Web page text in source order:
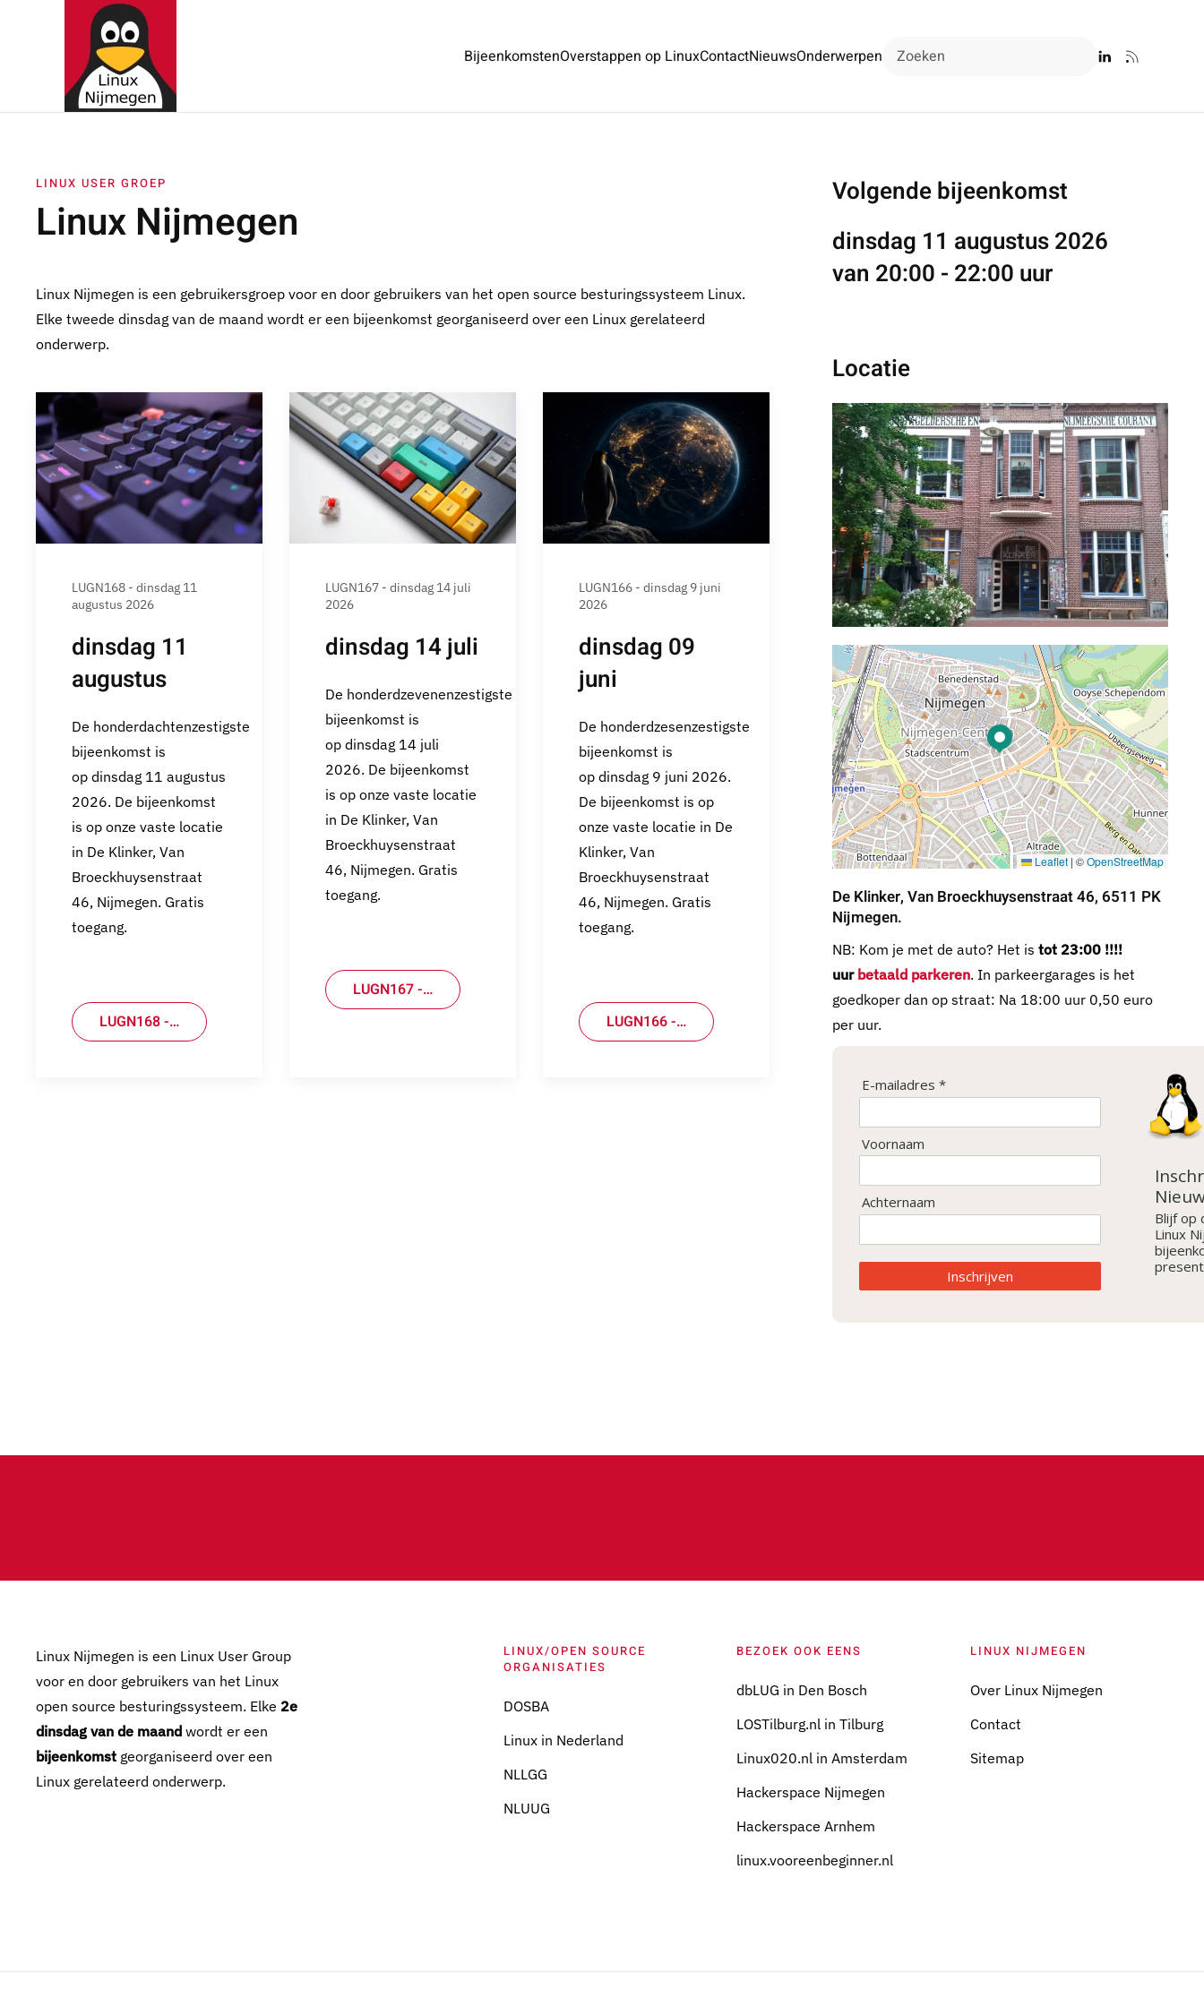
Terug naar hoofdinhoud BijeenkomstenOverstappen op LinuxContactNieuwsOnderwerpen
LINUX USER GROEP
Linux Nijmegen
Linux Nijmegen is een gebruikersgroep voor en door gebruikers van het open source besturingssysteem Linux.
Elke tweede dinsdag van de maand wordt er een bijeenkomst georganiseerd over een Linux gerelateerd
onderwerp.
LUGN168 - dinsdag 11
augustus 2026
dinsdag 11
augustus
De honderdachtenzestigste
bijeenkomst is
op dinsdag 11 augustus
2026. De bijeenkomst
is op onze vaste locatie
in De Klinker, Van
Broeckhuysenstraat
46, Nijmegen. Gratis
toegang.
LUGN168 -…
LUGN167 - dinsdag 14 juli
2026
dinsdag 14 juli
De honderdzevenenzestigste
bijeenkomst is
op dinsdag 14 juli
2026. De bijeenkomst
is op onze vaste locatie
in De Klinker, Van
Broeckhuysenstraat
46, Nijmegen. Gratis
toegang.
LUGN167 -…
LUGN166 - dinsdag 9 juni
2026
dinsdag 09
juni
De honderdzesenzestigste
bijeenkomst is
op dinsdag 9 juni 2026.
De bijeenkomst is op
onze vaste locatie in De
Klinker, Van
Broeckhuysenstraat
46, Nijmegen. Gratis
toegang.
LUGN166 -…
Volgende bijeenkomst
dinsdag 11 augustus 2026
van 20:00 - 22:00 uur
Locatie
Leaflet | ©OpenStreetMap
De Klinker, Van Broeckhuysenstraat 46, 6511 PK
Nijmegen.
NB: Kom je met de auto? Het istot 23:00 !!!!
uur betaald parkeren. In parkeergarages is het
goedkoper dan op straat: Na 18:00 uur 0,50 euro
per uur.
E-mailadres *
Voornaam
Achternaam
Inschrijven
Blijf op
Linux
Linux Nijmegen is een Linux User Group
voor en door gebruikers van het Linux
open source besturingssysteem. Elke 2e
dinsdag van de maand wordt er een
bijeenkomst georganiseerd over een
Linux gerelateerd onderwerp.
LINUX/OPEN SOURCE
ORGANISATIES
DOSBA
Linux in Nederland
NLLGG
NLUUG
BEZOEK OOK EENS
dbLUG in Den Bosch
LOSTilburg.nl in Tilburg
Linux020.nl in Amsterdam
Hackerspace Nijmegen
Hackerspace Arnhem
linux.vooreenbeginner.nl
LINUX NIJMEGEN
Over Linux Nijmegen
Contact
Sitemap